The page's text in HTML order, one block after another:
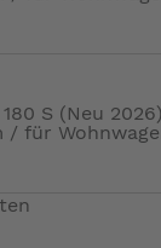
S (Neu 2026)
für